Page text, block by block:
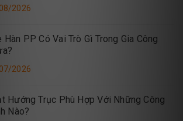
2026
Hàn PP Có Vai Trò Gì Trong Gia Công
2026
Hướng Trục Phù Hợp Với Những Công
Nào?